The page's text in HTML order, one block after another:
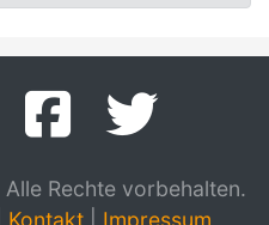
Rechte vorbehalten.
Kontakt
Impressum